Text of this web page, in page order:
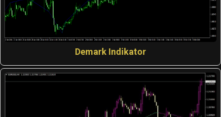
Demark Indikator